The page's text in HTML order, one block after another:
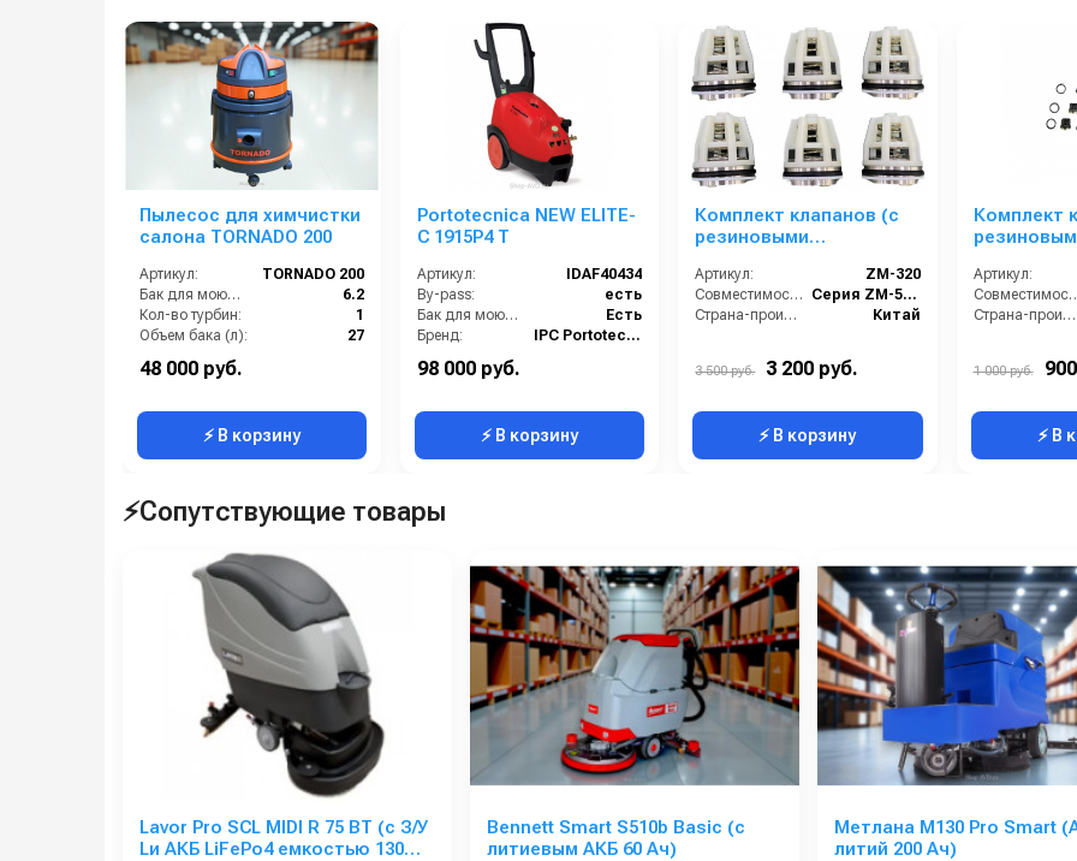
Пылесос для химчистки
салона TORNADO 200
Артикул:
TORNADO 200
Бак для моющих средств:
6.2
Кол-во турбин:
1
Объем бака (л):
27
Расход воздуха (л/сек):
Расход моющего средства:
48 000 руб.
⚡ В корзину
Portotecnica NEW ELITE-
C 1915P4 T
Артикул:
IDAF40434
By-pass:
есть
Бак для моющих средств:
Есть
Бренд:
IPC Portotecnica
Грязевая фреза:
Длина шланга ВД (м):
98 000 руб.
⚡ В корзину
Комплект клапанов (с
резиновыми
ZM-5022 ZM-320
Артикул:
ZM-320
Совместимость:
Серия ZM-5022 (помпа HP-1822)
Страна-производитель:
Китай
3 500 руб. 3 200 руб.
⚡ В корзину
Комплект
ZM-3020
Артикул:
Страна-производитель:
1 000 руб.
⚡ В
⚡Сопутствующие товары
Lavor Pro SCL MIDI R 75 BT (с З/У
Lи АКБ LiFePo4 емкостью 130
Bennett Smart S510b Basic (с
литиевым АКБ 60 Ач)
Метлана М130 Pro Smart
литий 200 Ач)